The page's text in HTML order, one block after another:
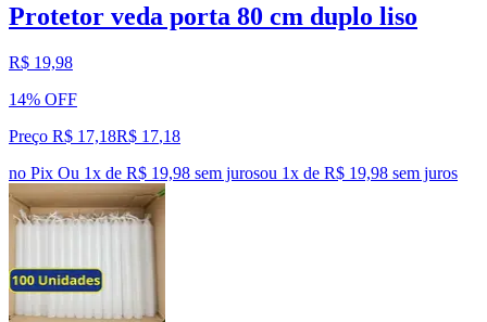
Protetor veda porta 80 cm duplo liso
R$ 19,98
14% OFF
Preço R$ 17,18R$ 17,18
no Pix Ou 1x de R$ 19,98 sem jurosou 1x de R$ 19,98 sem juros